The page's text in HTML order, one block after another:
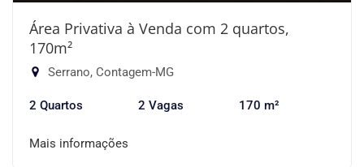
Área Privativa à Venda com 2 quartos,
170m²
Serrano, Contagem-MG
2 Quartos 2 Vagas 170 m²
Mais informações